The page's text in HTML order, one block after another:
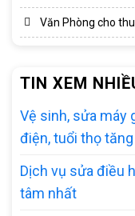
Văn Phòng cho
TIN XEM
Vệ sinh, sửa máy
điện, tuổi thọ tăng
Dịch vụ sửa điều
tâm nhất